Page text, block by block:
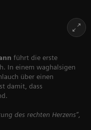
führt die erste
In einem waghalsigen
über einen
damit, dass
des rechten Herzens”,